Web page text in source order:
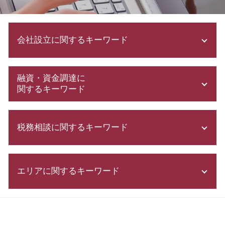
会社設立に関するキーワード
株式会社 設立 必要書類
株式会社 設立 人数
会社設立 税理士
定款 とは
会社設立 税務署
電子 定款
融資・資金調達に
関するキーワード
スタートアップ 資金調達 方法
会社設立 助成金
補助金 申請 代行
補助金 交付申請書
税務相談に関するキーワード
白色申告 経費
エリアに関するキーワード